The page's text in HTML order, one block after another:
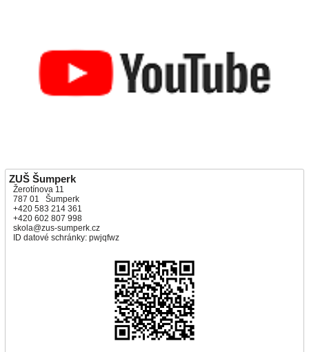
ZUŠ Šumperk
Žerotínova 11
787 01 Šumperk
+420 583 214 361
+420 602 807 998
skola@zus-sumperk.cz
ID datové schránky: pwjqfwz